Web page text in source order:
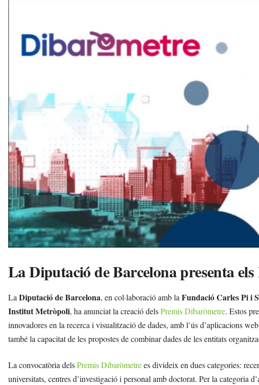
La Diputació de Barcelona presenta
LaDiputació de Barcelona, en col·laboració amb laFundació Carles Pi i
Institut Metròpoli, ha anunciat la creació delsPremis Dibaròmetre. Estos
innovadores en la recerca i visualització de dades, amb l’ús d’aplicacions
també la capacitat de les propostes de combinar dades de les entitats
La convocatòria delsPremis Dibaròmetrees divideix en dues categories:
universitats, centres d’investigació i personal amb doctorat. Per la categoria